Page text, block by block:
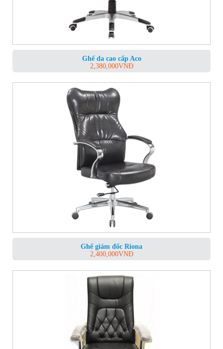
Ghế da cao cấp Aco
2,380,000VNĐ
Ghế giám đốc Riona
2,400,000VNĐ